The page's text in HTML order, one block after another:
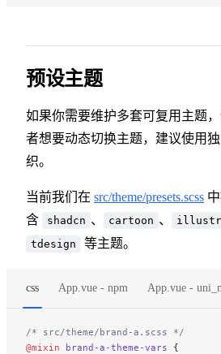
预设主题
如果你需要维护多套可复用主题
者想要动态切换主题，建议使用
织。
当前我们在 src/theme/presets.scss
含
shadcn 、 cartoon 、
tdesign
等主题。
css App.vue - npm App.vue -
/* src/theme/brand-a.scss */
@mixin brand-a-theme-vars {